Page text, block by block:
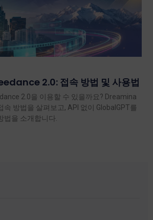
2.0: 접속 방법 및 사용법
2.0을 이용할 수 있을까요? Dreamina
속 방법을 살펴보고, API 없이 GlobalGPT를
법을 소개합니다.